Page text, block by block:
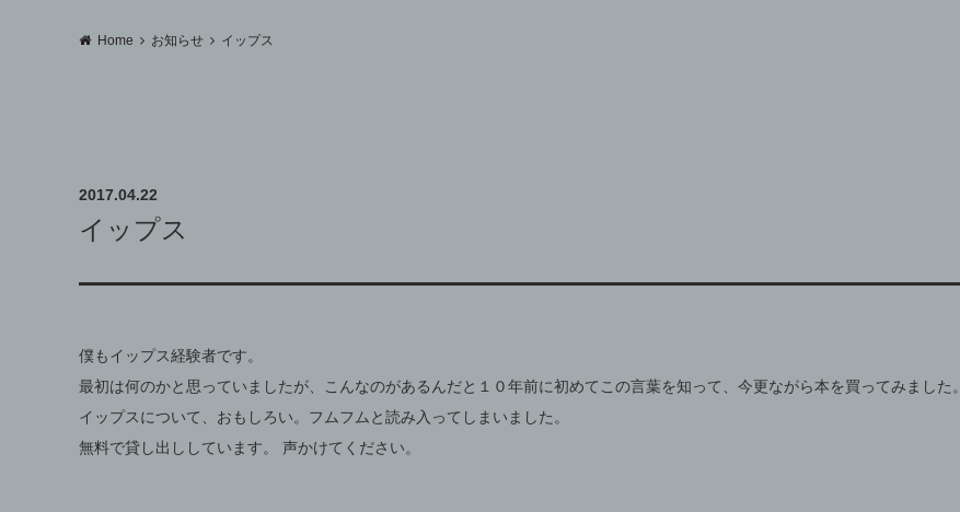
Home お知らせ イップス
2017.04.22
イップス
僕もイップス経験者です。
最初は何のかと思っていましたが、こんなのがあるんだと１０年前に初めてこの言葉を知って、今更ながら本を買ってみました。
イップスについて、おもしろい。フムフムと読み入ってしまいました。
無料で貸し出ししています。 声かけてください。